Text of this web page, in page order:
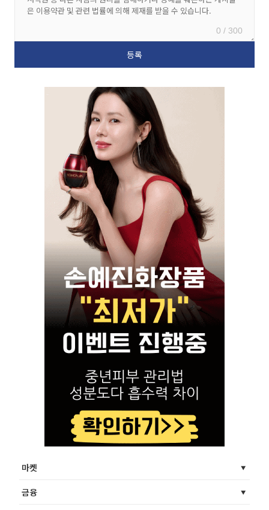
0 / 300
마켓
금융